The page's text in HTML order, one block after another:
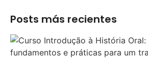
Posts más recientes